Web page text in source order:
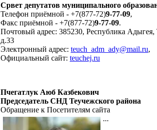
Срвет депутатов муниципального
Телефон приёмной - +7(877-72)9-77-09,
Факс приёмной - +7(877-72)9-77-09.
Почтовый адрес: 385230, Республика
д.33
Электронный адрес: teuch_adm_ady@mail.ru,
Официальный сайт: teuchej.ru
Пчегатлук Аюб Казбекович
Председатель СНД Теучежского района
Обращение к Посетителям сайта
...